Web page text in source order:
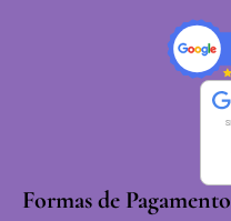
Formas de Pagamento